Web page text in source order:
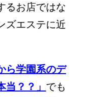
るお店ではな
ズエステに近
ら学園系のデ
？？」 でも